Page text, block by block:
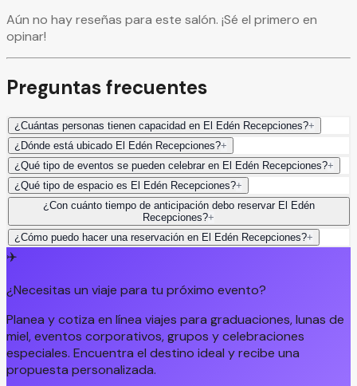
Aún no hay reseñas para este salón. ¡Sé el primero en
opinar!
Preguntas frecuentes
¿Cuántas personas tienen capacidad en El Edén Recepciones?+
¿Dónde está ubicado El Edén Recepciones?+
¿Qué tipo de eventos se pueden celebrar en El Edén Recepciones?+
¿Qué tipo de espacio es El Edén Recepciones?+
¿Con cuánto tiempo de anticipación debo reservar El Edén
Recepciones?+
¿Cómo puedo hacer una reservación en El Edén Recepciones?+
✈️
¿Necesitas un viaje para tu próximo evento?
Planea y cotiza en línea viajes para graduaciones, lunas de
miel, eventos corporativos, grupos y celebraciones
especiales. Encuentra el destino ideal y recibe una
propuesta personalizada.